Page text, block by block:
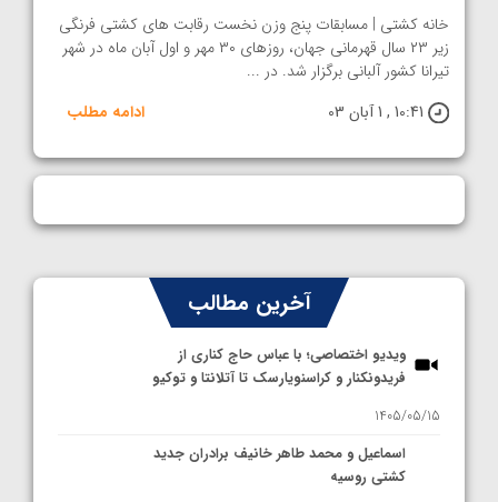
خانه کشتی | مسابقات پنج وزن نخست رقابت های کشتی فرنگی
زیر ۲۳ سال قهرمانی جهان، روزهای ۳۰ مهر و اول آبان ماه در شهر
تیرانا کشور آلبانی برگزار شد. در ...
10:41 , 1 آبان 03
ادامه مطلب
آخرین مطالب
ویدیو اختصاصی؛ با عباس حاج کناری از
فریدونکنار و کراسنویارسک تا آتلانتا و توکیو
1405/05/15
اسماعیل و محمد طاهر خانیف برادران جدید
کشتی روسیه